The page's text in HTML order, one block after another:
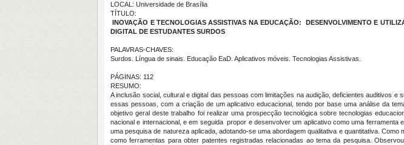
LOCAL: Universidade de Brasília
TÍTULO:
INOVAÇÃO E TECNOLOGIAS ASSISTIVAS NA EDUCAÇÃO: DESENVOLVIMENTO E
DIGITAL DE ESTUDANTES SURDOS
PALAVRAS-CHAVES:
Surdos. Língua de sinais. Educação EaD. Aplicativos móveis. Tecnologias Assistivas.
PÁGINAS: 112
RESUMO:
A inclusão social, cultural e digital das pessoas com limitações na audição, deficientes auditivos
essas pessoas, com a criação de um aplicativo educacional, tendo por base uma análise da
objetivo geral deste trabalho foi realizar uma prospecção tecnológica sobre tecnologias
nacional e internacional, e em seguida propor e desenvolver um aplicativo como uma
uma pesquisa de natureza aplicada, adotando-se uma abordagem qualitativa e quantitativa.
como ferramentas para obter patentes registradas relacionadas ao tema da pesquisa.